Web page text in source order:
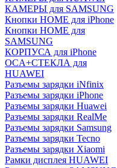
КАМЕРЫ для SAMSUNG
Кнопки HOME для iPhone
Кнопки HOME для
SAMSUNG
КОРПУСА для iPhone
OCA+СТЕКЛА для
HUAWEI
Разъемы зарядки iNfinix
Разъемы зарядки iPhone
Разъемы зарядки Huawei
Разъемы зарядки RealMe
Разъемы зарядки Samsung
Разъемы зарядки Tecno
Разъемы зарядки Xiaomi
Рамки дисплея HUAWEI